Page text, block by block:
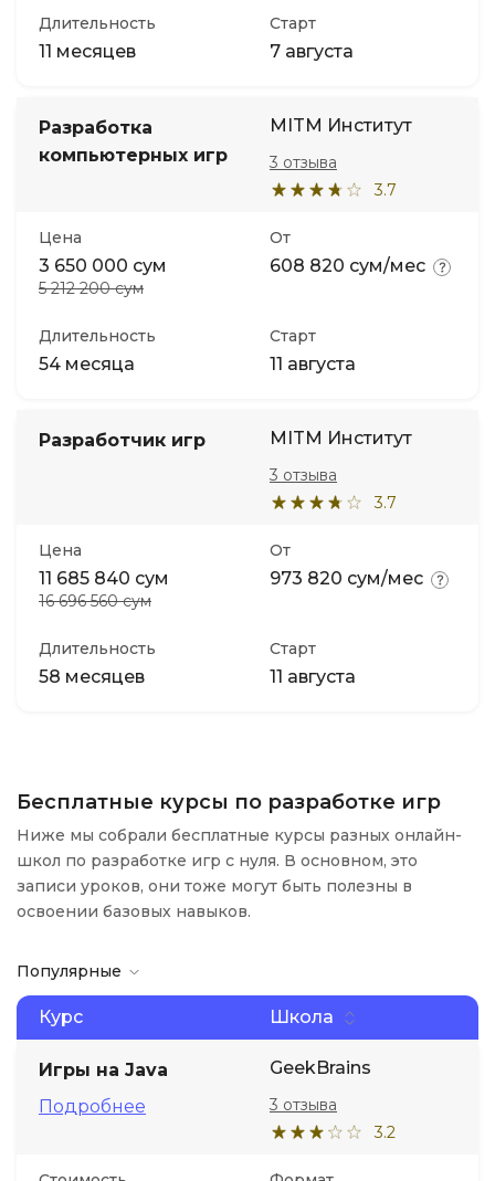
Длительность
11 месяцев
Старт
7 августа
Разработка
компьютерных игр
MITM Институт
3.7
3 отзыва
Цена
3 650 000 сум
5 212 200 сум
От
608 820 сум/мес
Длительность
54 месяца
Старт
11 августа
Разработчик игр MITM Институт
3.7
3 отзыва
Цена
11 685 840 сум
16 696 560 сум
От
973 820 сум/мес
Длительность
58 месяцев
Старт
11 августа
Бесплатные курсы по разработке игр
Ниже мы собрали бесплатные курсы разных онлайн-
школ по разработке игр с нуля. В основном, это
записи уроков, они тоже могут быть полезны в
освоении базовых навыков.
Популярные
Курс Школа
Игры на Java
Подробнее
GeekBrains
3.2
3 отзыва